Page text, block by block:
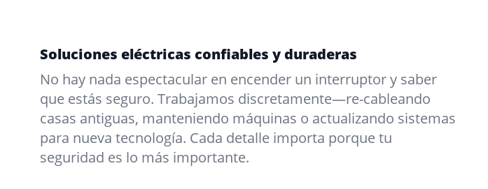
Soluciones eléctricas confiables y duraderas
No hay nada espectacular en encender un interruptor y saber
que estás seguro. Trabajamos discretamente—re-cableando
casas antiguas, manteniendo máquinas o actualizando sistemas
para nueva tecnología. Cada detalle importa porque tu
seguridad es lo más importante.